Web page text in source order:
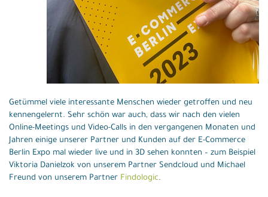
Getümmel viele interessante Menschen wieder getroffen und neu
kennengelernt. Sehr schön war auch, dass wir nach den vielen
Online-Meetings und Video-Calls in den vergangenen Monaten und
Jahren einige unserer Partner und Kunden auf der E-Commerce
Berlin Expo mal wieder live und in 3D sehen konnten – zum Beispiel
Viktoria Danielzok von unserem Partner Sendcloud und Michael
Freund von unserem Partner Findologic.